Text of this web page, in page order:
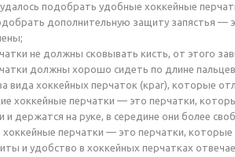
удалось подобрать удобные хоккейные
дополнительную защиту запястья —
не должны сковывать кисть, от этого
должны хорошо сидеть по длине
вида хоккейных перчаток (краг), которые
хоккейные перчатки — это перчатки,
и держатся на руке, в середине они более
хоккейные перчатки — это перчатки,
и удобство в хоккейных перчатках